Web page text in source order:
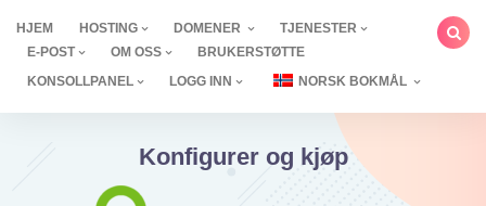
innholdet
HJEM HOSTING DOMENER
TJENESTER
E-POST
OM OSS
BRUKERSTØTTE
KONSOLLPANEL
LOGG INN NORSK BOKMÅL
Konfigurer og kjøp